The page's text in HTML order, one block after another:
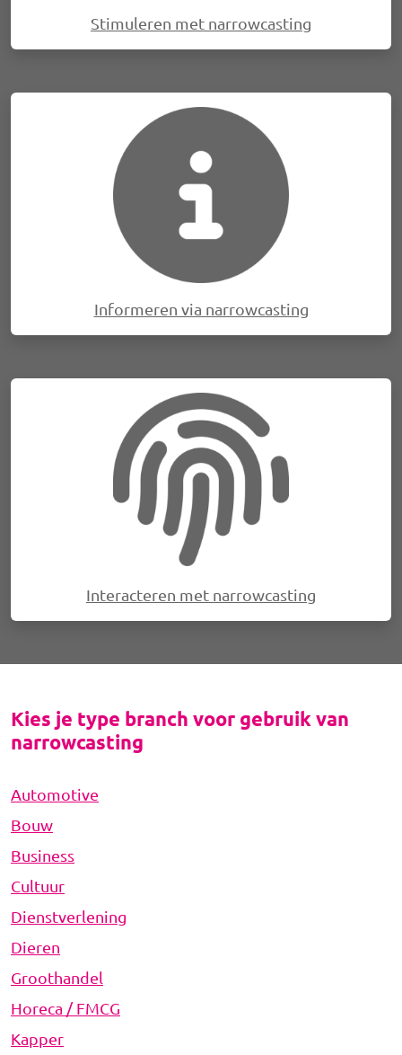
Stimuleren met narrowcasting
Afbeelding
Informeren via narrowcasting
Afbeelding
Interacteren met narrowcasting
Kies je type branch voor gebruik van
narrowcasting
Automotive
Bouw
Business
Cultuur
Dienstverlening
Dieren
Groothandel
Horeca / FMCG
Kapper